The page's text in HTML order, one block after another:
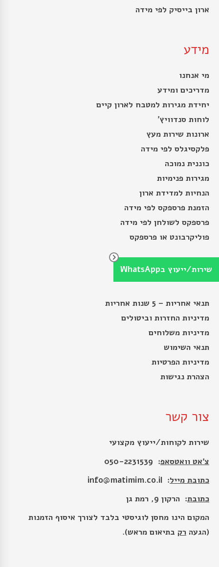
ארון בייסיק לפי מידה
מידע
מי אנחנו
מדריכים ומידע
יחידת מגירות למטבח לארון קיים
לוחות סנדוויץ’
ארונות שירות מעץ
פלקסיגלס לפי מידה
כוננית נמוכה
מגירות פנימיות
הנחיות למדידת ארון
הזמנת פרספקס לפי מידה
פרספקס לשולחן לפי מידה
פוליקרבונט או פרספקס
תנאים
תנאי אחריות – 5 שנות אחריות
מדיניות החזרות וביטולים
מדיניות משלוחים
תנאי השימוש
מדיניות הפרטיות
הצהרת נגישות
צור קשר
שירות לקוחות/ייעוץ מקצועי
צ׳אט וואטסאפ: 050-2231539
כתובת מייל:
info@matimim.co.il
כתובת: הרקון 9, רמת גן
המקום הינו מחסן לוגיסטי בלבד לצורך איסוף הזמנות
(הגעה רק בתיאום מראש).
שירות/ייעוץ בWhatsApp